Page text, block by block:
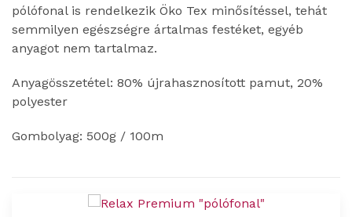
pólófonal is rendelkezik Öko Tex minősítéssel, tehát
semmilyen egészségre ártalmas festéket, egyéb
anyagot nem tartalmaz.
Anyagösszetétel: 80% újrahasznosított pamut, 20%
polyester
Gombolyag: 500g / 100m